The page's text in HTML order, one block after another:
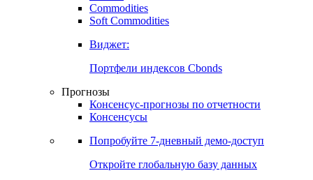
Commodities
Золото
Бензин
Soft Commodities
Виджет:
Портфели индексов Cbonds
Прогнозы
Консенсусы